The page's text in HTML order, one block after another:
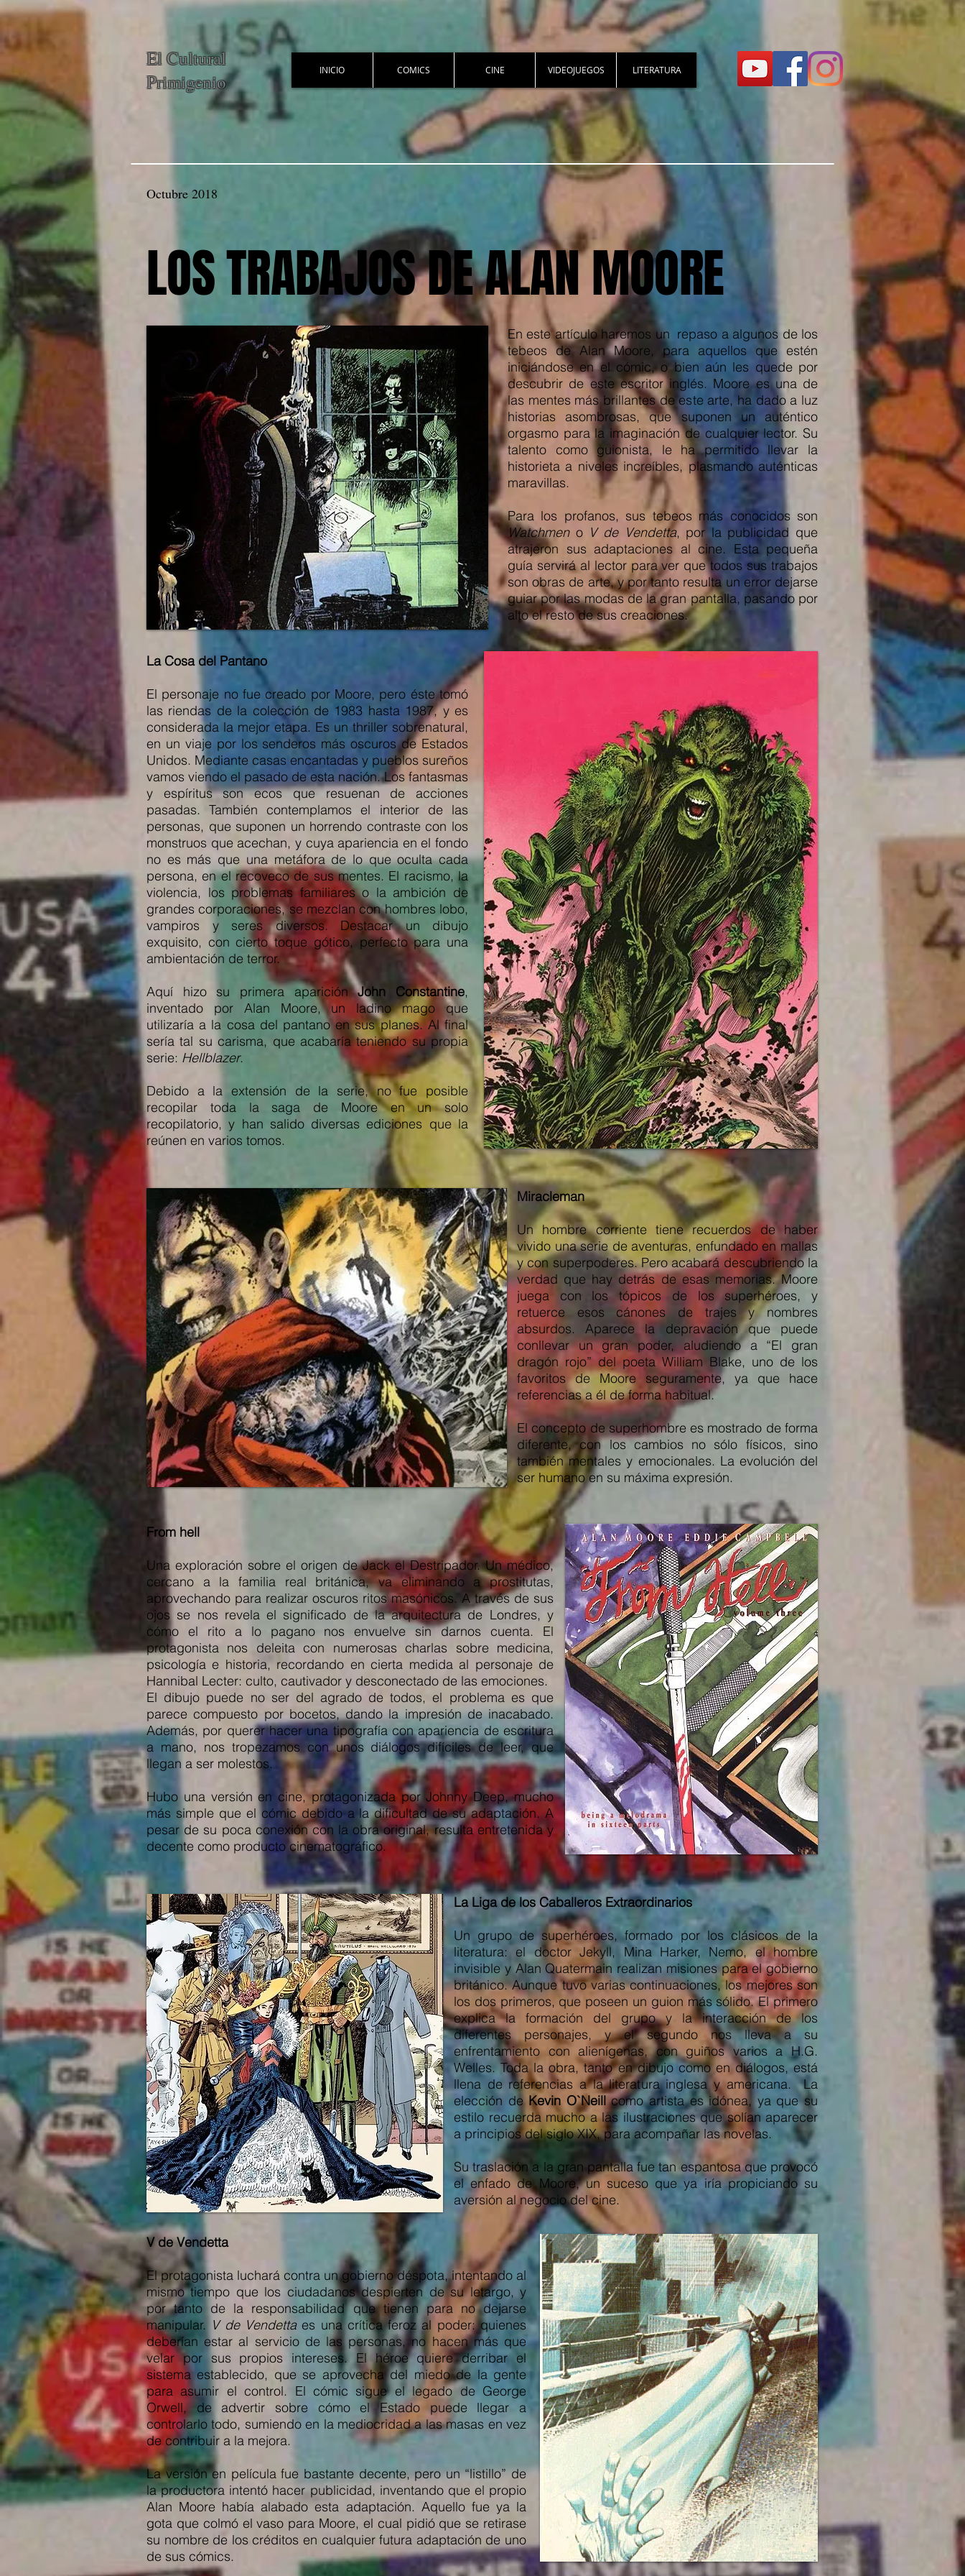
El Cultural
Primigenio
INICIO COMICS CINE VIDEOJUEGOS LITERATURA
Octubre 2018
LOS TRABAJOS DE ALAN MOORE
En este artículo haremos un repaso a algunos de los
tebeos de Alan Moore, para aquellos que estén
iniciándose en el cómic, o bien aún les quede por
descubrir de este escritor inglés. Moore es una de
las mentes más brillantes de este arte, ha dado a luz
historias asombrosas, que suponen un auténtico
orgasmo para la imaginación de cualquier lector. Su
talento como guionista, le ha permitido llevar la
historieta a niveles increíbles, plasmando auténticas
maravillas.
Para los profanos, sus tebeos más conocidos son
Watchmeno V de Vendetta, por la publicidad que
atrajeron sus adaptaciones al cine. Esta pequeña
guía servirá al lector para ver que todos sus trabajos
son obras de arte, y por tanto resulta un error dejarse
guiar por las modas de la gran pantalla, pasando por
alto el resto de sus creaciones.
La Cosa del Pantano
El personaje no fue creado por Moore, pero éste tomó
las riendas de la colección de 1983 hasta 1987, y es
considerada la mejor etapa. Es un thriller sobrenatural,
en un viaje por los senderos más oscuros de Estados
Unidos. Mediante casas encantadas y pueblos sureños
vamos viendo el pasado de esta nación. Los fantasmas
y espíritus son ecos que resuenan de acciones
pasadas. También contemplamos el interior de las
personas, que suponen un horrendo contraste con los
monstruos que acechan, y cuya apariencia en el fondo
no es más que una metáfora de lo que oculta cada
persona, en el recoveco de sus mentes. El racismo, la
violencia, los problemas familiares o la ambición de
grandes corporaciones, se mezclan con hombres lobo,
vampiros y seres diversos. Destacar un dibujo
exquisito, con cierto toque gótico, perfecto para una
ambientación de terror.
Aquí hizo su primera apariciónJohn Constantine,
inventado por Alan Moore, un ladino mago que
utilizaría a la cosa del pantano en sus planes. Al final
sería tal su carisma, que acabaría teniendo su propia
serie: Hellblazer.
Debido a la extensión de la serie, no fue posible
recopilar toda la saga de Moore en un solo
recopilatorio, y han salido diversas ediciones que la
reúnen en varios tomos.
Miracleman
Un hombre corriente tiene recuerdos de haber
vivido una serie de aventuras, enfundado en mallas
y con superpoderes. Pero acabará descubriendo la
verdad que hay detrás de esas memorias. Moore
juega con los tópicos de los superhéroes, y
retuerce esos cánones de trajes y nombres
absurdos. Aparece la depravación que puede
conllevar un gran poder, aludiendo a “El gran
dragón rojo” del poeta William Blake, uno de los
favoritos de Moore seguramente, ya que hace
referencias a él de forma habitual.
El concepto de superhombre es mostrado de forma
diferente, con los cambios no sólo físicos, sino
también mentales y emocionales. La evolución del
ser humano en su máxima expresión.
From hell
Una exploración sobre el origen de Jack el Destripador. Un médico,
cercano a la familia real británica, va eliminando a prostitutas,
aprovechando para realizar oscuros ritos masónicos. A través de sus
ojos se nos revela el significado de la arquitectura de Londres, y
cómo el rito a lo pagano nos envuelve sin darnos cuenta. El
protagonista nos deleita con numerosas charlas sobre medicina,
psicología e historia, recordando en cierta medida al personaje de
Hannibal Lecter: culto, cautivador y desconectado de las emociones.
El dibujo puede no ser del agrado de todos, el problema es que
parece compuesto por bocetos, dando la impresión de inacabado.
Además, por querer hacer una tipografía con apariencia de escritura
a mano, nos tropezamos con unos diálogos difíciles de leer, que
llegan a ser molestos.
Hubo una versión en cine, protagonizada por Johnny Deep, mucho
más simple que el cómic debido a la dificultad de su adaptación. A
pesar de su poca conexión con la obra original, resulta entretenida y
decente como producto cinematográfico.
La Liga de los Caballeros Extraordinarios
Un grupo de superhéroes, formado por los clásicos de la
literatura: el doctor Jekyll, Mina Harker, Nemo, el hombre
invisible y Alan Quatermain realizan misiones para el gobierno
británico. Aunque tuvo varias continuaciones, los mejores son
los dos primeros, que poseen un guion más sólido. El primero
explica la formación del grupo y la interacción de los
diferentes personajes, y el segundo nos lleva a su
enfrentamiento con alienígenas, con guiños varios a H.G.
Welles. Toda la obra, tanto en dibujo como en diálogos, está
llena de referencias a la literatura inglesa y americana. La
elección de Kevin O`Neillcomo artista es idónea, ya que su
estilo recuerda mucho a las ilustraciones que solían aparecer
a principios del siglo XIX, para acompañar las novelas.
Su traslación a la gran pantalla fue tan espantosa que provocó
el enfado de Moore, un suceso que ya iría propiciando su
aversión al negocio del cine.
V de Vendetta
El protagonista luchará contra un gobierno déspota, intentando al
mismo tiempo que los ciudadanos despierten de su letargo, y
por tanto de la responsabilidad que tienen para no dejarse
manipular. V de Vendettaes una crítica feroz al poder: quienes
deberían estar al servicio de las personas, no hacen más que
velar por sus propios intereses. El héroe quiere derribar el
sistema establecido, que se aprovecha del miedo de la gente
para asumir el control. El cómic sigue el legado de George
Orwell, de advertir sobre cómo el Estado puede llegar a
controlarlo todo, sumiendo en la mediocridad a las masas en vez
de contribuir a la mejora.
La versión en película fue bastante decente, pero un “listillo” de
la productora intentó hacer publicidad, inventando que el propio
Alan Moore había alabado esta adaptación. Aquello fue ya la
gota que colmó el vaso para Moore, el cual pidió que se retirase
su nombre de los créditos en cualquier futura adaptación de uno
de sus cómics.